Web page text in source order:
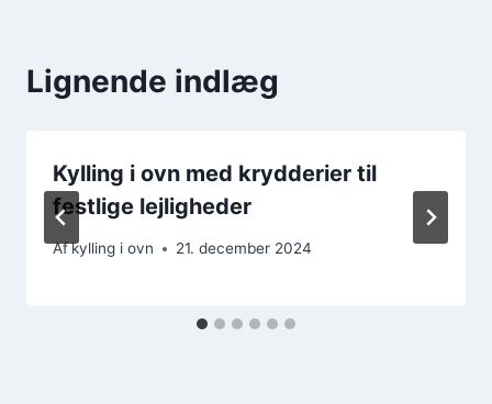
Lignende indlæg
Kylling i ovn med krydderier til
festlige lejligheder
Afkylling i ovn 21. december 2024